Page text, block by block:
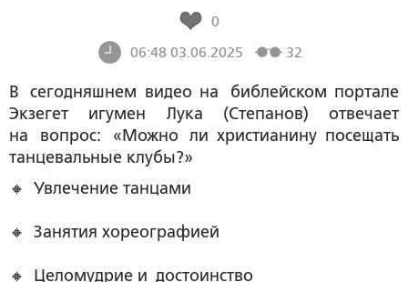
0
06:48 03.06.2025
32
В сегодняшнем видео на библейском портале
Экзегет игумен Лука (Степанов) отвечает
на вопрос: «Можно ли христианину посещать
танцевальные клубы?»
🔸 Увлечение танцами
🔸 Занятия хореографией
🔸 Целомудрие и достоинство